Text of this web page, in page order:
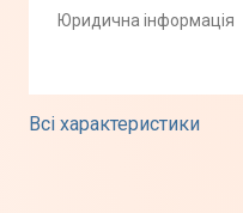
Всі характеристики
Юридична інформація